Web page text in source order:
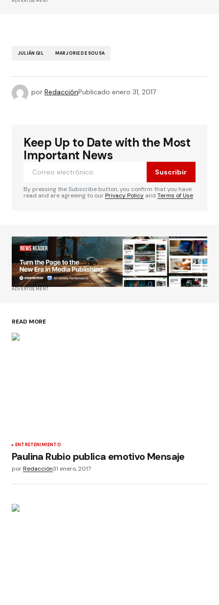
JULIÁN GIL MARJORIE DE SOUSA
por RedacciónPublicado enero 31, 2017
Keep Up to Date with the Most
Important News
Suscribir
By pressing the Subscribe button, you confirm that you have
read and are agreeing to ourPrivacy Policy and Terms of Use
ADVERTISEMENT
READ MORE
ENTRETENIMIENTO
Paulina Rubio publica emotivo Mensaje
porRedacción31 enero, 2017